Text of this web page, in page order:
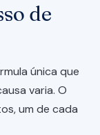
de
única que
varia. O
um de cada